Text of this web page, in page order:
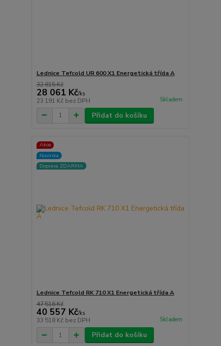
Lednice Tefcold UR 600 X1 Energetická třída A
32 815 Kč
28 061 Kč/ks
23 191 Kč bez DPH Skladem
Přidat do košíku
Akce
Novinka
Doprava ZDARMA
Lednice Tefcold RK 710 X1 Energetická třída A
47 516 Kč
40 557 Kč/ks
33 518 Kč bez DPH Skladem
Přidat do košíku